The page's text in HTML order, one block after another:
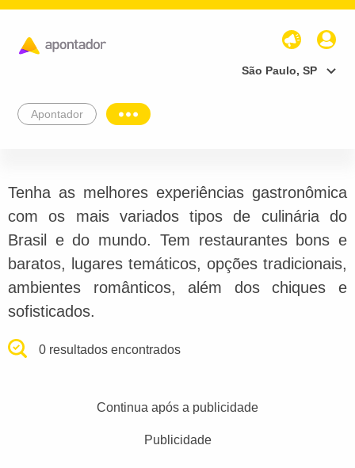
São Paulo, SP
Apontador
Tenha as melhores experiências gastronômica
com os mais variados tipos de culinária do
Brasil e do mundo. Tem restaurantes bons e
baratos, lugares temáticos, opções tradicionais,
ambientes românticos, além dos chiques e
sofisticados.
0 resultados encontrados
Continua após a publicidade
Publicidade